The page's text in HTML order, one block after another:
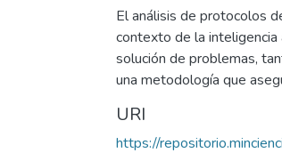
El análisis de protocolos
contexto de la
solución de problemas,
una metodología que
URI
https://